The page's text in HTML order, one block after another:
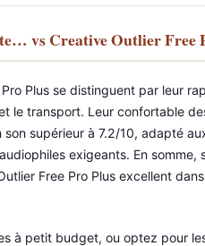
vs Creative Outlier Free
Plus se distinguent par leur
le transport. Leur confortable
supérieur à 7.2/10, adapté
exigeants. En
Free Pro Plus excellent
à petit budget, ou optez pour